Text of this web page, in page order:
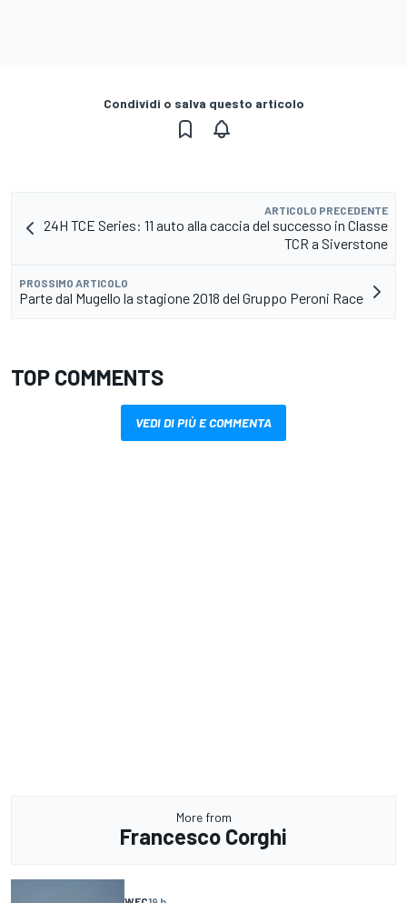
Condividi o salva questo articolo
ARTICOLO PRECEDENTE
24H TCE Series: 11 auto alla caccia del successo in Classe
TCR a Siverstone
PROSSIMO ARTICOLO
Parte dal Mugello la stagione 2018 del Gruppo Peroni Race
TOP COMMENTS
VEDI DI PIÙ E COMMENTA
More from
Francesco Corghi